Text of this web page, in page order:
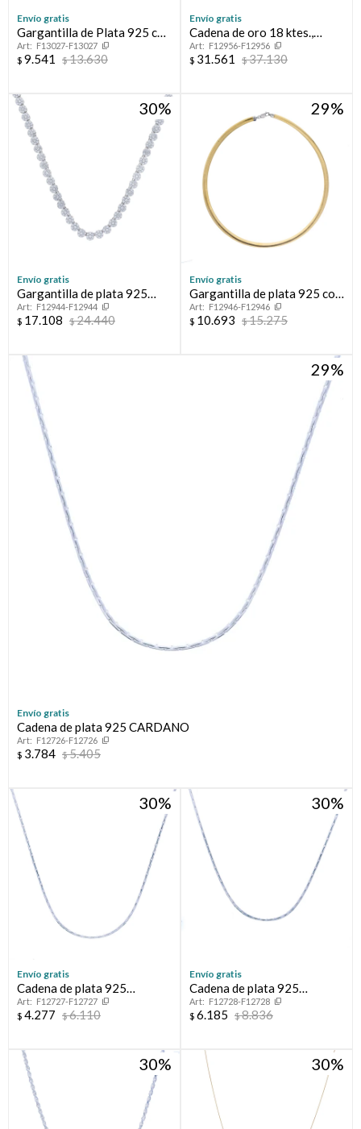
Envío gratis
Gargantilla de Plata 925 con
Amatista
F13027-F13027
$ 9.541 $13.630
Envío gratis
Cadena de oro 18 ktes.,
FIGARO
F12956-F12956
$ 31.561 $37.130
30
Envío gratis
Gargantilla de plata 925
rodinada con circonias.
F12944-F12944
$ 17.108 $24.440
29
Envío gratis
Gargantilla de plata 925 con
baño de oro amarillo.
F12946-F12946
$ 10.693 $15.275
29
Envío gratis
Cadena de plata 925 CARDANO
F12726-F12726
$ 3.784 $5.405
30
Envío gratis
Cadena de plata 925
CARDANO
F12727-F12727
$ 4.277 $6.110
30
Envío gratis
Cadena de plata 925
CARDANO
F12728-F12728
$ 6.185 $8.836
30 30